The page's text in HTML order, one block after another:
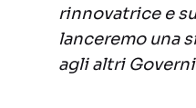
rinnovatrice e
lanceremo una
agli altri